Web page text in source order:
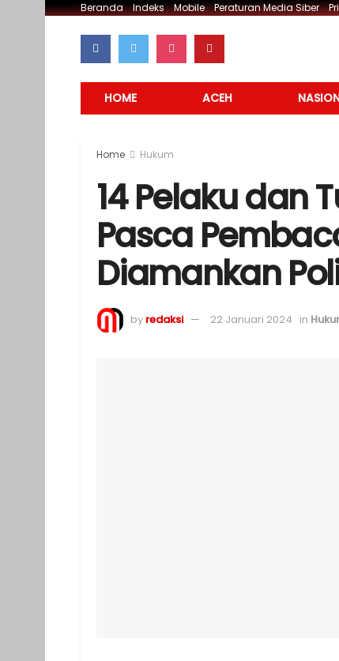
Beranda Indeks Mobile Peraturan Media Siber
HOME ACEH
Home Hukum
14 Pelaku dan
Pasca
Diamankan
by redaksi 22 Januari 2024 in